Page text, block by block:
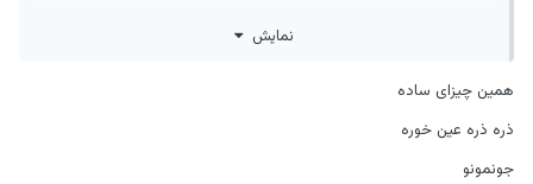
گوشیم، درسام و کنکور به همراه آموزش مجازی و حضوری،
اهمیت ترین چیزها
نمایش
همین چیزای ساده
ذره ذره عین خوره
جونمونو